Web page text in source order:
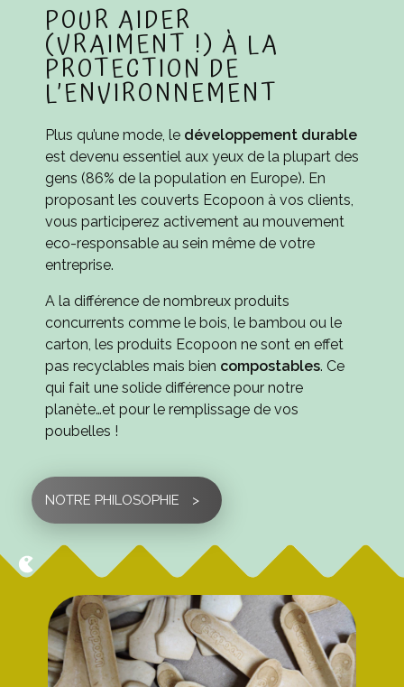
POUR AIDER
(VRAIMENT !) À LA
PROTECTION DE
L’ENVIRONNEMENT
Plus qu’une mode, le développement durable
est devenu essentiel aux yeux de la plupart des
gens (86% de la population en Europe). En
proposant les couverts Ecopoon à vos clients,
vous participerez activement au mouvement
eco-responsable au sein même de votre
entreprise.
A la différence de nombreux produits
concurrents comme le bois, le bambou ou le
carton, les produits Ecopoon ne sont en effet
pas recyclables mais bien compostables. Ce
qui fait une solide différence pour notre
planète…et pour le remplissage de vos
poubelles !
NOTRE PHILOSOPHIE >